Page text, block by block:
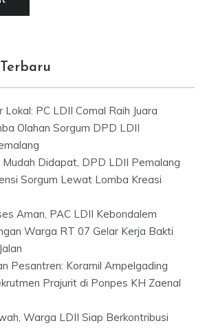
Lokal: PC LDII Comal Raih Juara
Olahan Sorgum DPD LDII
Mudah Didapat, DPD LDII Pemalang
Sorgum Lewat Lomba Kreasi
Aman, PAC LDII Kebondalem
Warga RT 07 Gelar Kerja Bakti
Pesantren: Koramil Ampelgading
Prajurit di Ponpes KH Zaenal
Warga LDII Siap Berkontribusi